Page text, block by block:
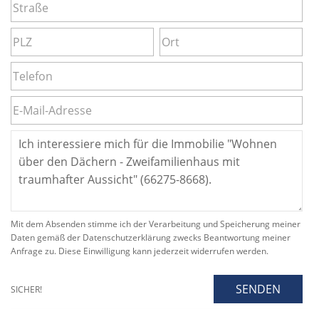
Mit dem Absenden stimme ich der Verarbeitung und Speicherung meiner
Daten gemäß der Datenschutzerklärung zwecks Beantwortung meiner
Anfrage zu. Diese Einwilligung kann jederzeit widerrufen werden.
SICHER! SENDEN